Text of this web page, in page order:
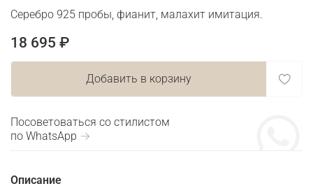
Серебро 925 пробы, фианит, малахит имитация.
18 695 ₽
Добавить в корзину
Посоветоваться со стилистом
по WhatsApp →
Описание